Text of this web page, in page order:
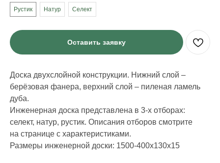
Рустик
Натур Селект
Оставить заявку
Доска двухслойной конструкции. Нижний слой –
берёзовая фанера, верхний слой – пиленая ламель
дуба.
Инженерная доска представлена в 3-х отборах:
селект, натур, рустик. Описания отборов смотрите
на странице с характеристиками.
Размеры инженерной доски: 1500-400х130х15
ИНФОРМАЦИЯ
Стать дилером
Блог